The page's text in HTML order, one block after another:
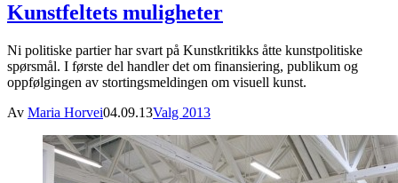
Kunstfeltets muligheter
Ni politiske partier har svart på Kunstkritikks åtte kunstpolitiske
spørsmål. I første del handler det om finansiering, publikum og
oppfølgingen av stortingsmeldingen om visuell kunst.
Av Maria Horvei04.09.13Valg 2013